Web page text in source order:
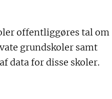
offentliggøres tal om
grundskoler samt
data for disse skoler.